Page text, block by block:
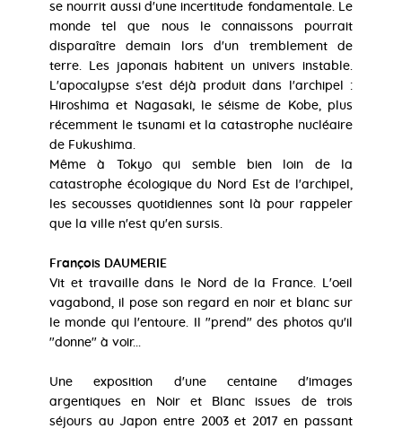
se nourrit aussi d'une incertitude fondamentale. Le
monde tel que nous le connaissons pourrait
disparaître demain lors d'un tremblement de
terre. Les japonais habitent un univers instable.
L'apocalypse s'est déjà produit dans l'archipel :
Hiroshima et Nagasaki, le séisme de Kobe, plus
récemment le tsunami et la catastrophe nucléaire
de Fukushima.
Même à Tokyo qui semble bien loin de la
catastrophe écologique du Nord Est de l'archipel,
les secousses quotidiennes sont là pour rappeler
que la ville n'est qu'en sursis.
François DAUMERIE
Vit et travaille dans le Nord de la France. L'oeil
vagabond, il pose son regard en noir et blanc sur
le monde qui l'entoure. Il "prend" des photos qu'il
"donne" à voir...
Une exposition d'une centaine d'images
argentiques en Noir et Blanc issues de trois
séjours au Japon entre 2003 et 2017 en passant